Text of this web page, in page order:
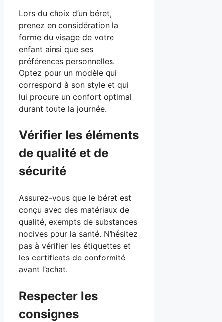
Lors du choix d’un béret,
prenez en considération la
forme du visage de votre
enfant ainsi que ses
préférences personnelles.
Optez pour un modèle qui
correspond à son style et qui
lui procure un confort optimal
durant toute la journée.
Vérifier les éléments
de qualité et de
sécurité
Assurez-vous que le béret est
conçu avec des matériaux de
qualité, exempts de substances
nocives pour la santé. N’hésitez
pas à vérifier les étiquettes et
les certificats de conformité
avant l’achat.
Respecter les
consignes